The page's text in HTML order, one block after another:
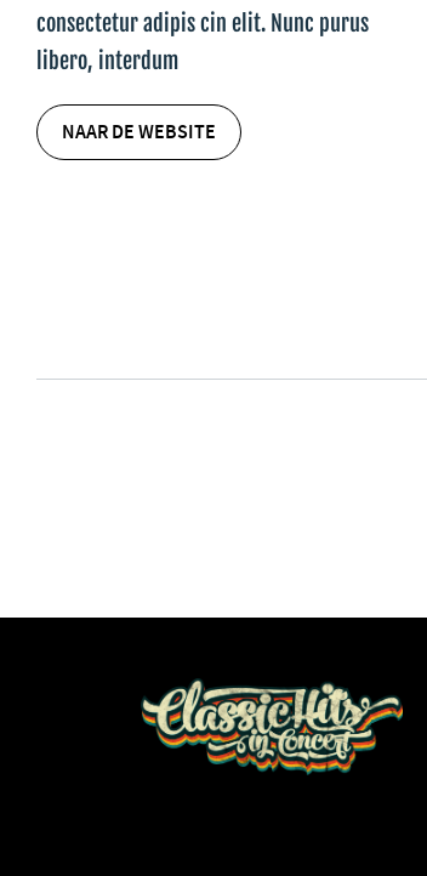
consectetur adipis cin elit. Nunc purus
libero, interdum
NAAR DE WEBSITE